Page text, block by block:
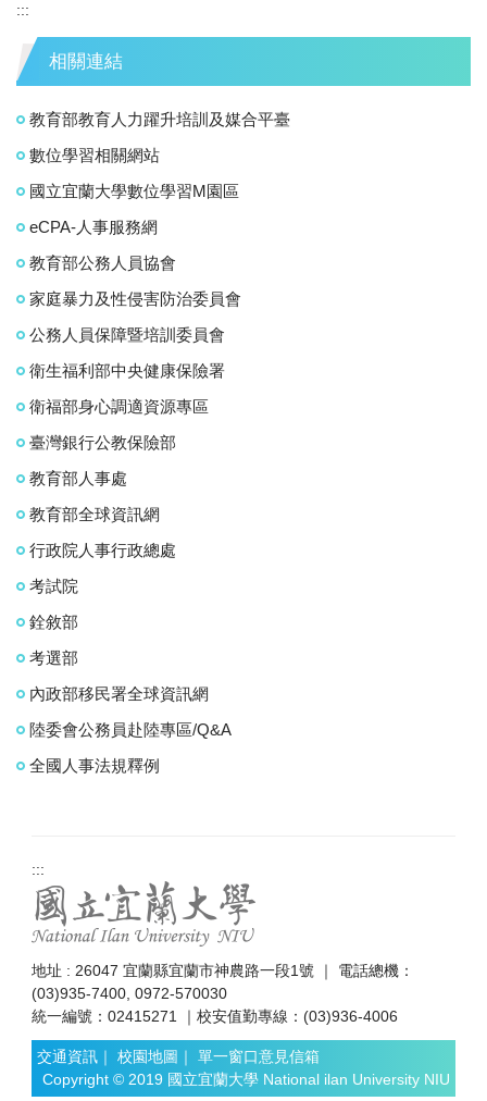
:::
相關連結
教育部教育人力躍升培訓及媒合平臺
數位學習相關網站
國立宜蘭大學數位學習M園區
eCPA-人事服務網
教育部公務人員協會
家庭暴力及性侵害防治委員會
公務人員保障暨培訓委員會
衛生福利部中央健康保險署
衛福部身心調適資源專區
臺灣銀行公教保險部
教育部人事處
教育部全球資訊網
行政院人事行政總處
考試院
銓敘部
考選部
內政部移民署全球資訊網
陸委會公務員赴陸專區/Q&A
全國人事法規釋例
:::
地址 : 26047 宜蘭縣宜蘭市神農路一段1號 ｜ 電話總機：
(03)935-7400, 0972-570030
統一編號：02415271 ｜校安值勤專線：(03)936-4006
交通資訊 ｜ 校園地圖 ｜ 單一窗口意見信箱
Copyright © 2019 國立宜蘭大學 National ilan University NIU